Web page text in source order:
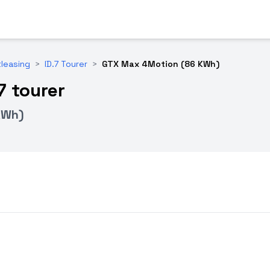
> ID.7 Tourer > GTX Max 4Motion (86 KWh)
tourer